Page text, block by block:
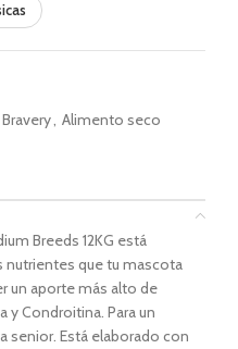
Bravery, Alimento seco
Breeds 12KG está
nutrientes que tu mascota
un aporte más alto de
y Condroitina. Para un
Está elaborado con